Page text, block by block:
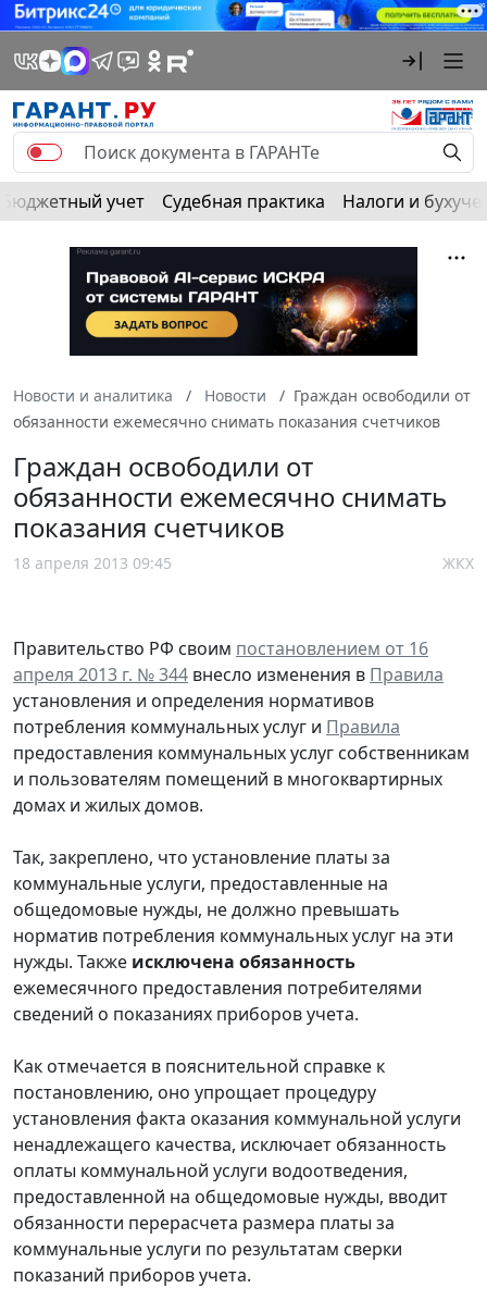
Бюджетный учет Судебная практика Налоги и
Новости и аналитика Новости
Граждан освободили от
обязанности ежемесячно снимать показания счетчиков
Граждан освободили от
обязанности ежемесячно снимать
показания счетчиков
18 апреля 2013 09:45 ЖКХ
Правительство РФ своим постановлением от 16
апреля 2013 г. № 344 внесло изменения в Правила
установления и определения нормативов
потребления коммунальных услуг и Правила
предоставления коммунальных услуг собственникам
и пользователям помещений в многоквартирных
домах и жилых домов.
Так, закреплено, что установление платы за
коммунальные услуги, предоставленные на
общедомовые нужды, не должно превышать
норматив потребления коммунальных услуг на эти
нужды. Также исключена обязанность
ежемесячного предоставления потребителями
сведений о показаниях приборов учета.
Как отмечается в пояснительной справке к
постановлению, оно упрощает процедуру
установления факта оказания коммунальной услуги
ненадлежащего качества, исключает обязанность
оплаты коммунальной услуги водоотведения,
предоставленной на общедомовые нужды, вводит
обязанности перерасчета размера платы за
коммунальные услуги по результатам сверки
показаний приборов учета.